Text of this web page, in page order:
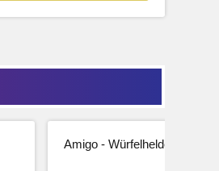
Amigo - Würfelhelden